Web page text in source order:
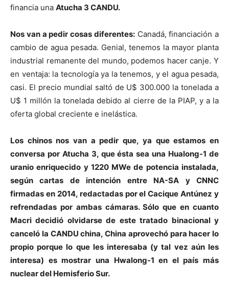
financia una Atucha 3 CANDU.
Nos van a pedir cosas diferentes:Canadá, financiación a
cambio de agua pesada. Genial, tenemos la mayor planta
industrial remanente del mundo, podemos hacer canje. Y
en ventaja: la tecnología ya la tenemos, y el agua pesada,
casi. El precio mundial saltó de U$ 300.000 la tonelada a
U$ 1 millón la tonelada debido al cierre de la PIAP, y a la
oferta global creciente e inelástica.
Los chinos nos van a pedir que, ya que estamos en
conversa por Atucha 3, que ésta sea una Hualong-1 de
uranio enriquecido y 1220 MWe de potencia instalada,
según cartas de intención entre NA-SA y CNNC
firmadas en 2014, redactadas por el Cacique Antúnez y
refrendadas por ambas cámaras. Sólo que en cuanto
Macri decidió olvidarse de este tratado binacional y
canceló la CANDU china, China aprovechó para hacer lo
propio porque lo que les interesaba (y tal vez aún les
interesa) es mostrar una Hwalong-1 en el país más
nuclear del Hemisferio Sur.